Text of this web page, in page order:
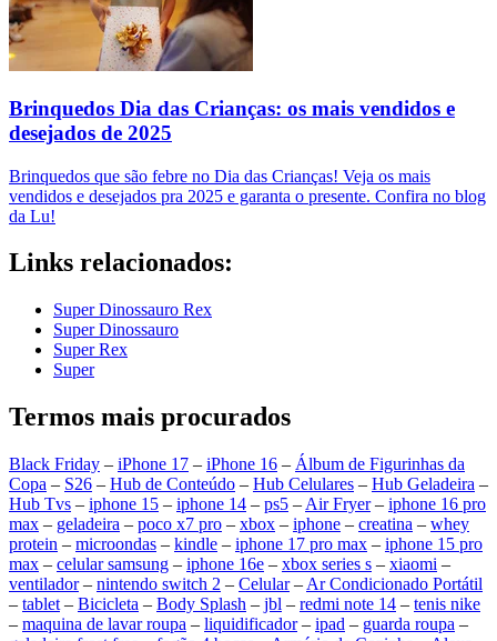
Brinquedos Dia das Crianças: os mais vendidos e
desejados de 2025
Brinquedos que são febre no Dia das Crianças! Veja os mais
vendidos e desejados pra 2025 e garanta o presente. Confira no blog
da Lu!
Links relacionados:
Super Dinossauro Rex
Super Dinossauro
Super Rex
Super
Termos mais procurados
Black Friday – iPhone 17 – iPhone 16 – Álbum de Figurinhas da
Copa – S26 – Hub de Conteúdo – Hub Celulares – Hub Geladeira –
Hub Tvs – iphone 15 – iphone 14 – ps5 – Air Fryer– iphone 16 pro
max – geladeira – poco x7 pro – xbox – iphone – creatina – whey
protein – microondas – kindle – iphone 17 pro max – iphone 15 pro
max – celular samsung – iphone 16e – xbox series s – xiaomi –
ventilador– nintendo switch 2 – Celular– Ar Condicionado Portátil
– tablet – Bicicleta – Body Splash – jbl – redmi note 14 – tenis nike
– maquina de lavar roupa – liquidificador– ipad – guarda roupa –